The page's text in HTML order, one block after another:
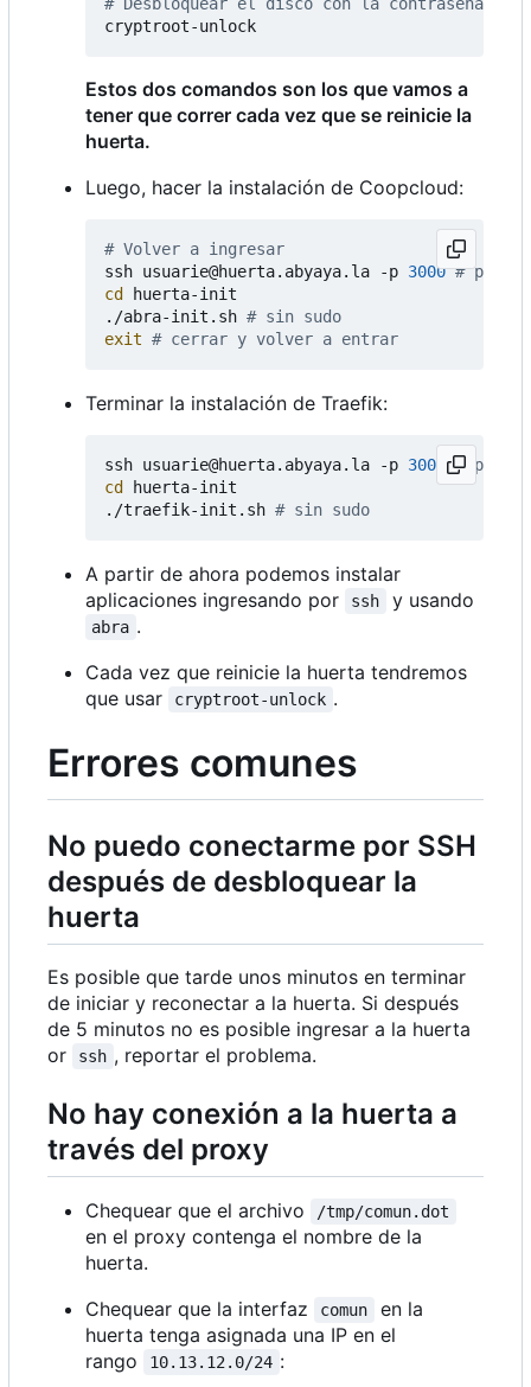
Estos dos comandos son los que vamos a
tener que correr cada vez que se reinicie la
huerta.
Luego, hacer la instalación de Coopcloud:
# Volver a ingresar
ssh usuarie@huerta.abyaya.la -p 3000 #
cd
huerta-init
./abra-init.sh # sin sudo
exit # cerrar y volver a entrar
Terminar la instalación de Traefik:
ssh usuarie@huerta.abyaya.la -p 3000
#
cd
huerta-init
./traefik-init.sh # sin sudo
A partir de ahora podemos instalar
aplicaciones ingresando por
ssh y usando
abra .
Cada vez que reinicie la huerta tendremos
que usar
cryptroot-unlock .
Errores comunes
No puedo conectarme por SSH
después de desbloquear la
huerta
Es posible que tarde unos minutos en terminar
de iniciar y reconectar a la huerta. Si después
de 5 minutos no es posible ingresar a la huerta
or
ssh , reportar el problema.
No hay conexión a la huerta a
través del proxy
Chequear que el archivo /tmp/comun.dot
en el proxy contenga el nombre de la
huerta.
Chequear que la interfaz
comun
en la
huerta tenga asignada una IP en el
rango
10.13.12.0/24 :